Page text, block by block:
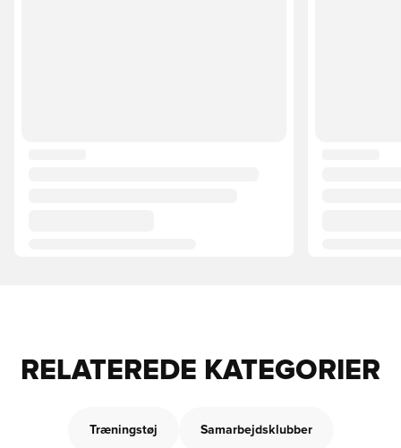
RELATEREDE KATEGORIER
Træningstøj Samarbejdsklubber